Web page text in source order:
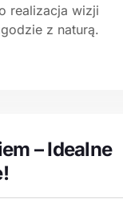
realizacja wizji
z naturą.
– Idealne